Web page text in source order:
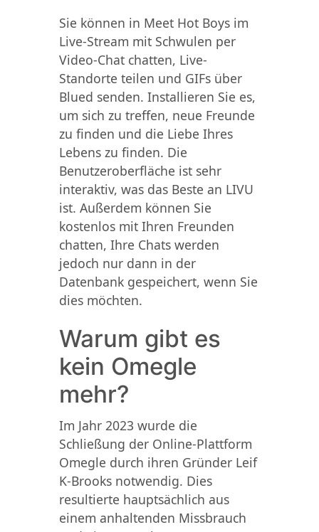
Sie können in Meet Hot Boys im
Live-Stream mit Schwulen per
Video-Chat chatten, Live-
Standorte teilen und GIFs über
Blued senden. Installieren Sie es,
um sich zu treffen, neue Freunde
zu finden und die Liebe Ihres
Lebens zu finden. Die
Benutzeroberfläche ist sehr
interaktiv, was das Beste an LIVU
ist. Außerdem können Sie
kostenlos mit Ihren Freunden
chatten, Ihre Chats werden
jedoch nur dann in der
Datenbank gespeichert, wenn Sie
dies möchten.
Warum gibt es
kein Omegle
mehr?
Im Jahr 2023 wurde die
Schließung der Online-Plattform
Omegle durch ihren Gründer Leif
K-Brooks notwendig. Dies
resultierte hauptsächlich aus
einem anhaltenden Missbrauch